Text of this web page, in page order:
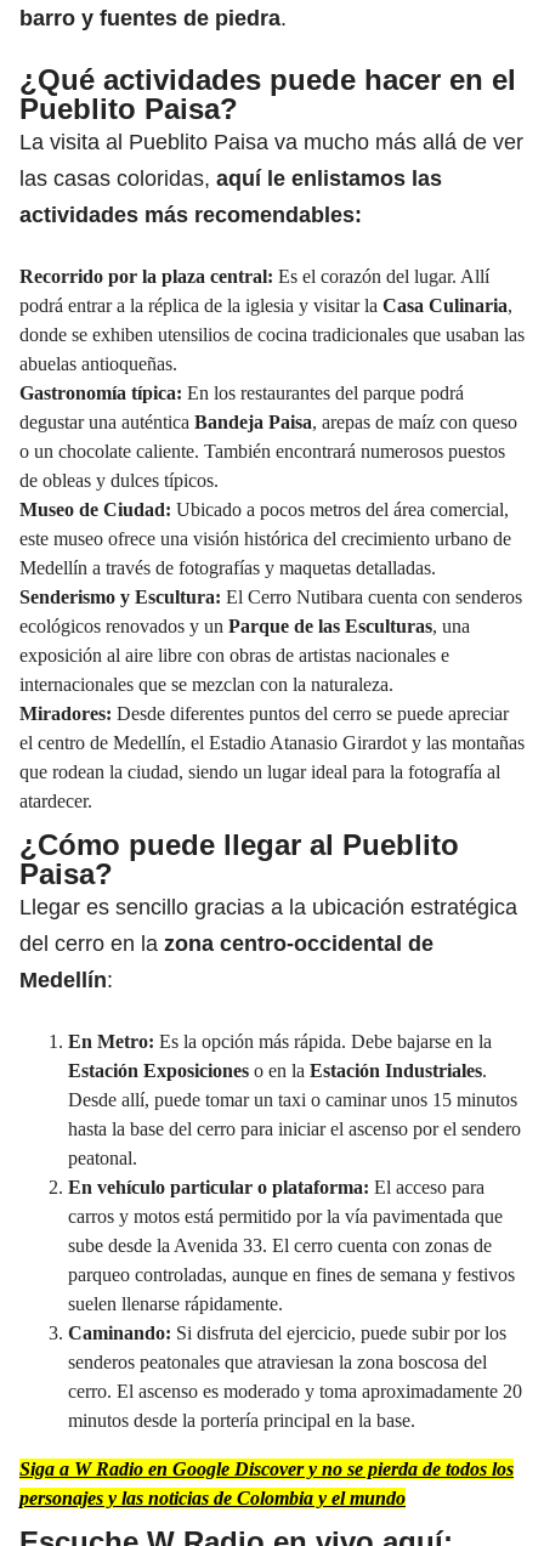
barro y fuentes de piedra.
¿Qué actividades puede hacer en el
Pueblito Paisa?
La visita al Pueblito Paisa va mucho más allá de ver
las casas coloridas, aquí le enlistamos las
actividades más recomendables:
Recorrido por la plaza central: Es el corazón del lugar. Allí
podrá entrar a la réplica de la iglesia y visitar la Casa Culinaria,
donde se exhiben utensilios de cocina tradicionales que usaban las
abuelas antioqueñas.
Gastronomía típica: En los restaurantes del parque podrá
degustar una auténtica Bandeja Paisa, arepas de maíz con queso
o un chocolate caliente. También encontrará numerosos puestos
de obleas y dulces típicos.
Museo de Ciudad: Ubicado a pocos metros del área comercial,
este museo ofrece una visión histórica del crecimiento urbano de
Medellín a través de fotografías y maquetas detalladas.
Senderismo y Escultura: El Cerro Nutibara cuenta con senderos
ecológicos renovados y un Parque de las Esculturas, una
exposición al aire libre con obras de artistas nacionales e
internacionales que se mezclan con la naturaleza.
Miradores: Desde diferentes puntos del cerro se puede apreciar
el centro de Medellín, el Estadio Atanasio Girardot y las montañas
que rodean la ciudad, siendo un lugar ideal para la fotografía al
atardecer.
¿Cómo puede llegar al Pueblito
Paisa?
Llegar es sencillo gracias a la ubicación estratégica
del cerro en la zona centro-occidental de
Medellín:
En Metro: Es la opción más rápida. Debe bajarse en la
Estación Exposiciones o en la Estación Industriales.
Desde allí, puede tomar un taxi o caminar unos 15 minutos
hasta la base del cerro para iniciar el ascenso por el sendero
peatonal.
En vehículo particular o plataforma: El acceso para
carros y motos está permitido por la vía pavimentada que
sube desde la Avenida 33. El cerro cuenta con zonas de
parqueo controladas, aunque en fines de semana y festivos
suelen llenarse rápidamente.
Caminando: Si disfruta del ejercicio, puede subir por los
senderos peatonales que atraviesan la zona boscosa del
cerro. El ascenso es moderado y toma aproximadamente 20
minutos desde la portería principal en la base.
Siga a W Radio en Google Discover y no se pierda de todos los
personajes y las noticias de Colombia y el mundo